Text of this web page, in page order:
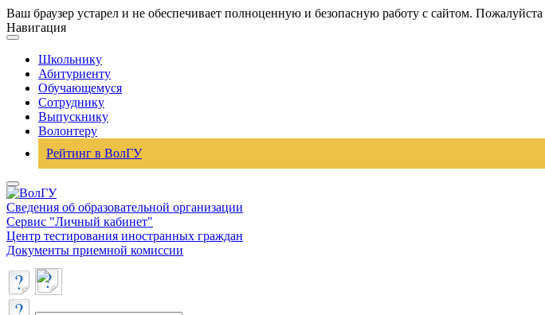
Ваш браузер устарел и не обеспечивает полноценную и безопасную работу с сайтом. Пожалуйста
Навигация
Школьнику
Абитуриенту
Обучающемуся
Сотруднику
Выпускнику
Волонтеру
Рейтинг в ВолГУ
Сведения об образовательной организации
Сервис "Личный кабинет"
Центр тестирования иностранных граждан
Документы приемной комиссии